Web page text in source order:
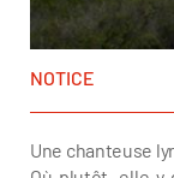
NOTICE
Une chanteuse